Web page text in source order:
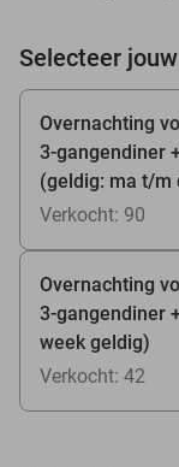
Selecteer
Overnachting
3-gangendiner
(geldig: ma t/m
Verkocht: 90
Overnachting
3-gangendiner
week geldig)
Verkocht: 42